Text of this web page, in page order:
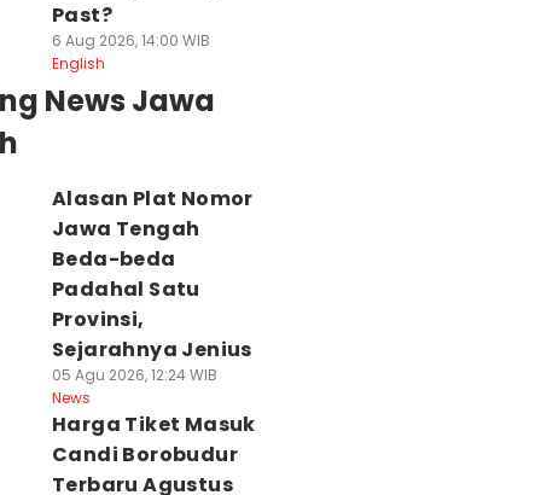
Past?
6 Aug 2026, 14:00 WIB
English
News Jawa
Alasan Plat Nomor
Jawa Tengah
Beda-beda
Padahal Satu
Provinsi,
Sejarahnya Jenius
05 Agu 2026, 12:24 WIB
News
Harga Tiket Masuk
Candi Borobudur
Terbaru Agustus